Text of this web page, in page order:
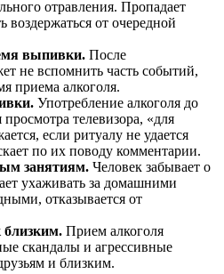
отравления. Пропадает
воздержаться от очередной
выпивки. После
не вспомнить часть событий,
приема алкоголя.
Употребление алкоголя до
телевизора, «для
если ритуалу не удается
по их поводу комментарии.
занятиям. Человек забывает о
ухаживать за домашними
отказывается от
близким. Прием алкоголя
скандалы и агрессивные
и близким.